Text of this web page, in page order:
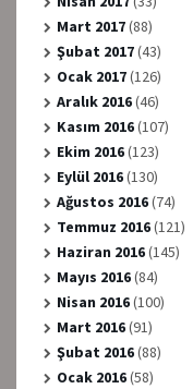
Mart 2017(88)
Şubat 2017(43)
Ocak 2017(126)
Aralık 2016(46)
Kasım 2016(107)
Ekim 2016(123)
Eylül 2016(130)
Ağustos 2016(74)
Temmuz 2016(121)
Haziran 2016(145)
Mayıs 2016(84)
Nisan 2016(100)
Mart 2016(91)
Şubat 2016(88)
Ocak 2016(58)